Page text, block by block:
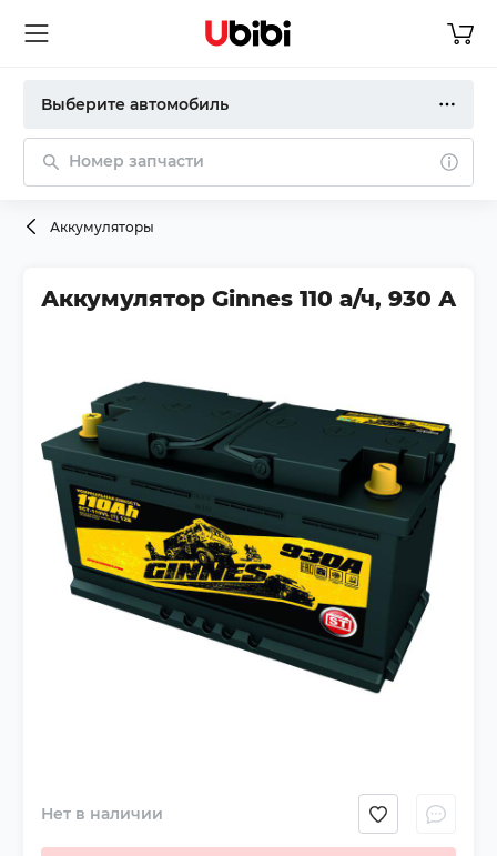
Выберите автомобиль
Номер запчасти
Аккумуляторы
Аккумулятор Ginnes 110 а/ч, 930 А
Нет в наличии